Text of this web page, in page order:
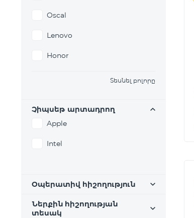
Oscal
Lenovo
Honor
Տեսնել բոլորը
Չիպսեթ արտադրող
Apple
Intel
Օպերատիվ հիշողություն
Ներքին հիշողության
տեսակ